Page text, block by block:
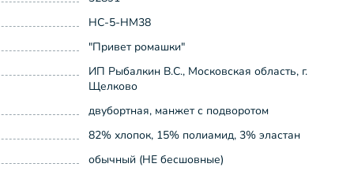
НС-5-НМ38
"Привет ромашки"
ИП Рыбалкин В.С., Московская область, г.
Щелково
двубортная, манжет с подворотом
82% хлопок, 15% полиамид, 3% эластан
обычный (НЕ бесшовные)